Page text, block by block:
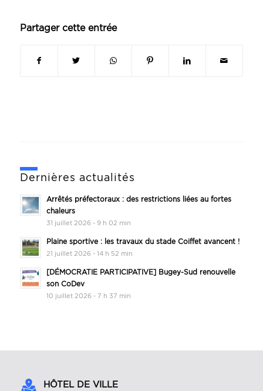
Partager cette entrée
Dernières actualités
Arrêtés préfectoraux : des restrictions liées au fortes
chaleurs
31 juillet 2026 - 9 h 02 min
Plaine sportive : les travaux du stade Coiffet avancent !
21 juillet 2026 - 14 h 52 min
[DÉMOCRATIE PARTICIPATIVE] Bugey-Sud renouvelle
son CoDev
10 juillet 2026 - 7 h 37 min
HÔTEL DE VILLE